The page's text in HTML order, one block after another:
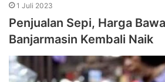
1 Juli 2023
Penjualan Sepi, Harga
Banjarmasin Kembali Naik